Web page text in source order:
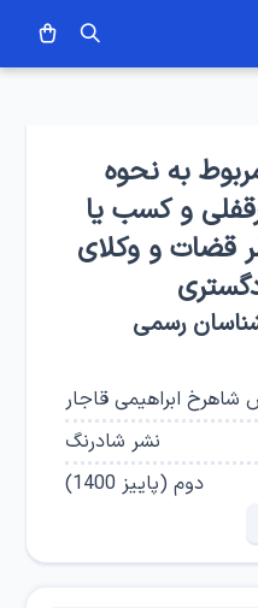
به نحوه
و کسب یا
قضات و وکلای
رسمی
ابراهیمی قاجار
نشر شادرنگ
دوم(پاییز 1400 )